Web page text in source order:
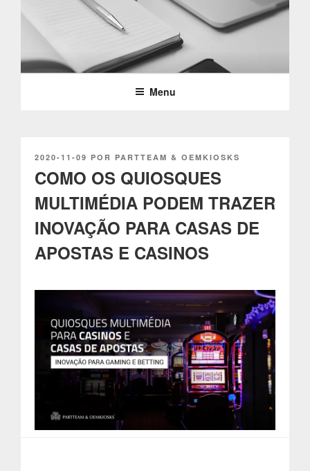
conteúdoPARTTEAM & OEMKIOSKS
BLOG
Menu
PUBLICADO
2020-11-09 POR PARTTEAM & OEMKIOSKS
COMO OS QUIOSQUES
MULTIMÉDIA PODEM TRAZER
INOVAÇÃO PARA CASAS DE
APOSTAS E CASINOS